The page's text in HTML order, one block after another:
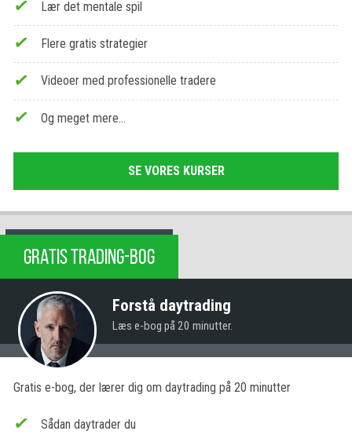
Lær det mentale spil
Flere gratis strategier
Videoer med professionelle tradere
Og meget mere…
SE VORES KURSER
GRATIS TRADING-BOG
Forstå daytrading
Læs e-bog på 20 minutter.
Gratis e-bog, der lærer dig om daytrading på 20 minutter
Sådan daytrader du